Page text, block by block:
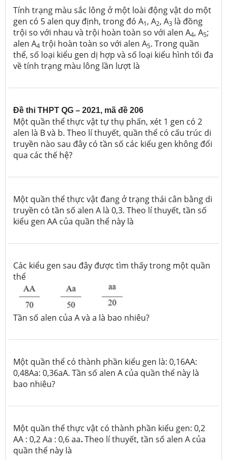
Tính trạng màu sắc lông ở một loài động vật do một
gen có 5 alen quy định, trong đó A1, A2, A3 là đồng
trội so với nhau và trội hoàn toàn so với alen A4, A5;
alen A4 trội hoàn toàn so với alen A5. Trong quần
thể, số loại kiểu gen dị hợp và số loại kiểu hình tối đa
về tính trạng màu lông lần lượt là
Đề thi THPT QG – 2021, mã đề 206
Một quần thể thực vật tự thụ phấn, xét 1 gen có 2
alen là B và b. Theo lí thuyết, quần thể có cấu trúc di
truyền nào sau đây có tần số các kiểu gen không đổi
qua các thế hệ?
Một quần thể thực vật đang ở trạng thái cân bằng di
truyền có tần số alen A là 0,3. Theo lí thuyết, tần số
kiểu gen AA của quần thể này là
Các kiểu gen sau đây được tìm thấy trong một quần
thể
Tần số alen của A và a là bao nhiêu?
Một quần thể có thành phần kiểu gen là: 0,16AA:
0,48Aa: 0,36aA. Tần số alen A của quần thể này là
bao nhiêu?
Một quần thể thực vật có thành phần kiểu gen: 0,2
AA : 0,2 Aa : 0,6 aa.Theo lí thuyết, tần số alen A của
quần thể này là